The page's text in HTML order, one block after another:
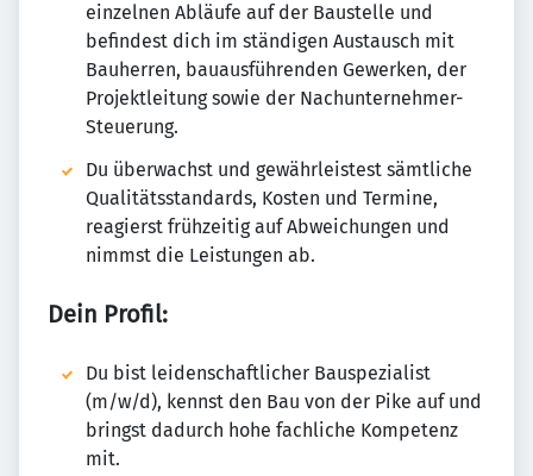
einzelnen Abläufe auf der Baustelle und
befindest dich im ständigen Austausch mit
Bauherren, bauausführenden Gewerken, der
Projektleitung sowie der Nachunternehmer-
Steuerung.
Du überwachst und gewährleistest sämtliche
Qualitätsstandards, Kosten und Termine,
reagierst frühzeitig auf Abweichungen und
nimmst die Leistungen ab.
Dein Profil:
Du bist leidenschaftlicher Bauspezialist
(m/w/d), kennst den Bau von der Pike auf und
bringst dadurch hohe fachliche Kompetenz
mit.